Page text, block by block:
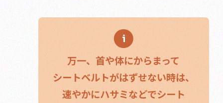
万一、首や体にからまって
シートベルトがはずせない時は、
速やかにハサミなどでシート